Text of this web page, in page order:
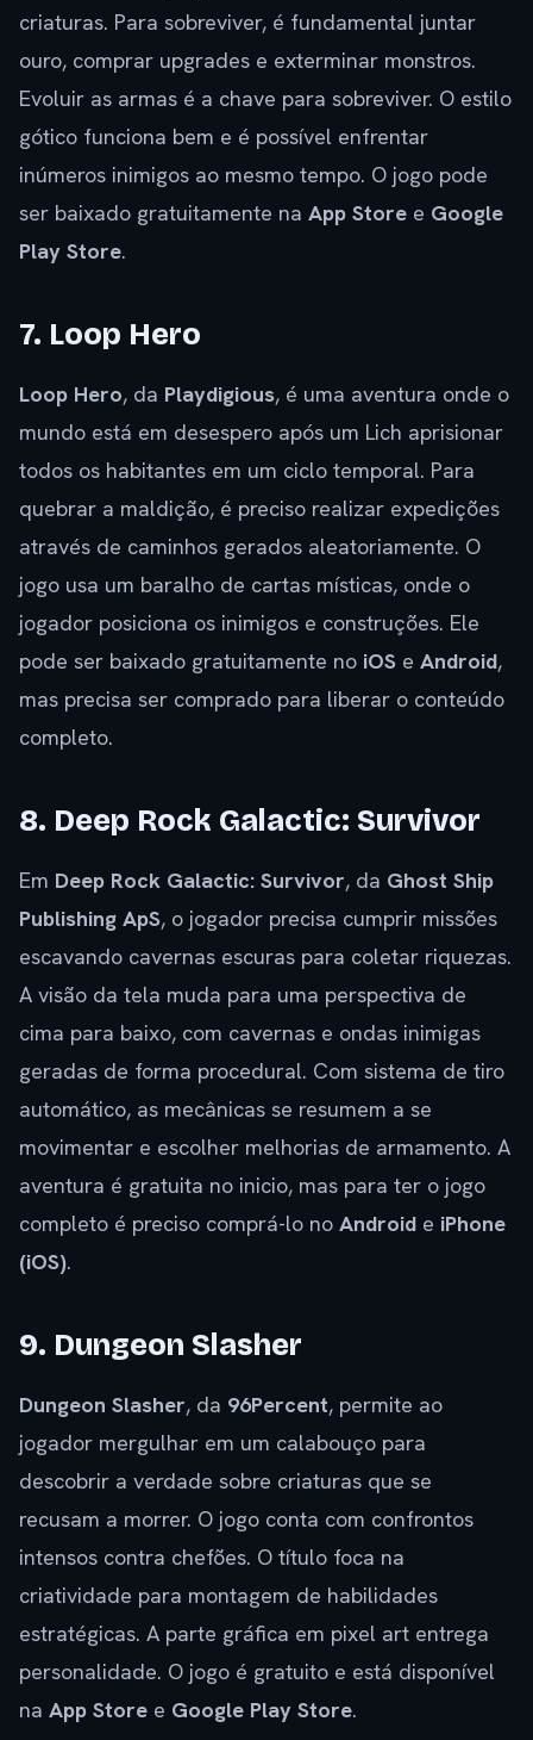
criaturas. Para sobreviver, é fundamental juntar
ouro, comprar upgrades e exterminar monstros.
Evoluir as armas é a chave para sobreviver. O estilo
gótico funciona bem e é possível enfrentar
inúmeros inimigos ao mesmo tempo. O jogo pode
ser baixado gratuitamente na App Store e Google
Play Store.
7. Loop Hero
Loop Hero, da Playdigious, é uma aventura onde o
mundo está em desespero após um Lich aprisionar
todos os habitantes em um ciclo temporal. Para
quebrar a maldição, é preciso realizar expedições
através de caminhos gerados aleatoriamente. O
jogo usa um baralho de cartas místicas, onde o
jogador posiciona os inimigos e construções. Ele
pode ser baixado gratuitamente no iOS e Android,
mas precisa ser comprado para liberar o conteúdo
completo.
8. Deep Rock Galactic: Survivor
Em Deep Rock Galactic: Survivor, da Ghost Ship
Publishing ApS, o jogador precisa cumprir missões
escavando cavernas escuras para coletar riquezas.
A visão da tela muda para uma perspectiva de
cima para baixo, com cavernas e ondas inimigas
geradas de forma procedural. Com sistema de tiro
automático, as mecânicas se resumem a se
movimentar e escolher melhorias de armamento. A
aventura é gratuita no inicio, mas para ter o jogo
completo é preciso comprá-lo no Android e iPhone
(iOS).
9. Dungeon Slasher
Dungeon Slasher, da 96Percent, permite ao
jogador mergulhar em um calabouço para
descobrir a verdade sobre criaturas que se
recusam a morrer. O jogo conta com confrontos
intensos contra chefões. O título foca na
criatividade para montagem de habilidades
estratégicas. A parte gráfica em pixel art entrega
personalidade. O jogo é gratuito e está disponível
na App Store e Google Play Store.